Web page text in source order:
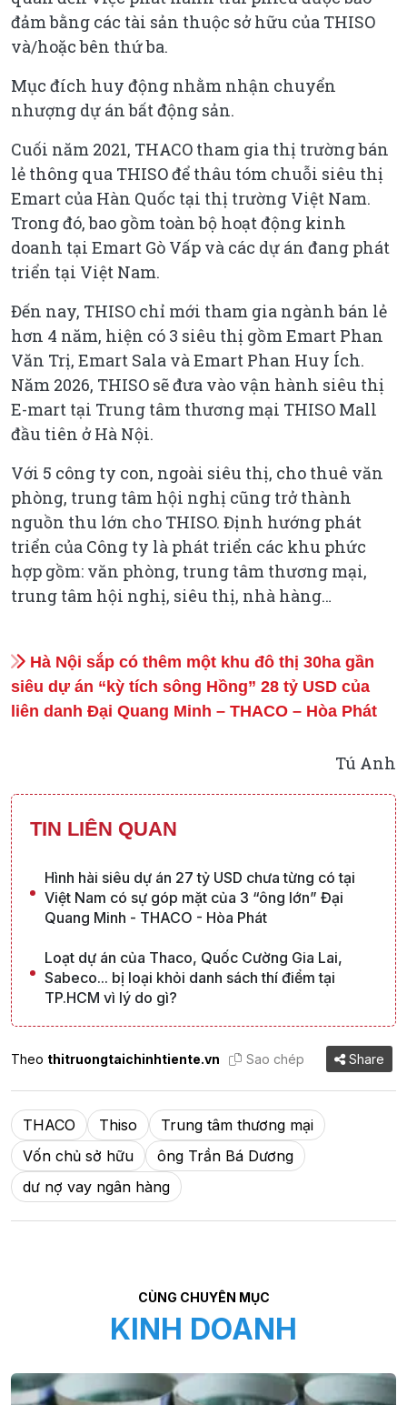
đảm bằng các tài sản thuộc sở hữu của THISO
và/hoặc bên thứ ba.
Mục đích huy động nhằm nhận chuyển
nhượng dự án bất động sản.
Cuối năm 2021, THACO tham gia thị trường bán
lẻ thông qua THISO để thâu tóm chuỗi siêu thị
Emart của Hàn Quốc tại thị trường Việt Nam.
Trong đó, bao gồm toàn bộ hoạt động kinh
doanh tại Emart Gò Vấp và các dự án đang phát
triển tại Việt Nam.
Đến nay, THISO chỉ mới tham gia ngành bán lẻ
hơn 4 năm, hiện có 3 siêu thị gồm Emart Phan
Văn Trị, Emart Sala và Emart Phan Huy Ích.
Năm 2026, THISO sẽ đưa vào vận hành siêu thị
E-mart tại Trung tâm thương mại THISO Mall
đầu tiên ở Hà Nội.
Với 5 công ty con, ngoài siêu thị, cho thuê văn
phòng, trung tâm hội nghị cũng trở thành
nguồn thu lớn cho THISO. Định hướng phát
triển của Công ty là phát triển các khu phức
hợp gồm: văn phòng, trung tâm thương mại,
trung tâm hội nghị, siêu thị, nhà hàng…
Hà Nội sắp có thêm một khu đô thị 30ha gần
siêu dự án “kỳ tích sông Hồng” 28 tỷ USD của
liên danh Đại Quang Minh – THACO – Hòa Phát
Tú Anh
TIN LIÊN QUAN
Hình hài siêu dự án 27 tỷ USD chưa từng có tại
Việt Nam có sự góp mặt của 3 “ông lớn” Đại
Quang Minh - THACO - Hòa Phát
Loạt dự án của Thaco, Quốc Cường Gia Lai,
Sabeco... bị loại khỏi danh sách thí điểm tại
TP.HCM vì lý do gì?
Theo thitruongtaichinhtiente.vn Sao chép Share
THACO Thiso
Trung tâm thương mại
Vốn chủ sở hữu
ông Trần Bá Dương
dư nợ vay ngân hàng
CÙNG CHUYÊN MỤC
KINH DOANH